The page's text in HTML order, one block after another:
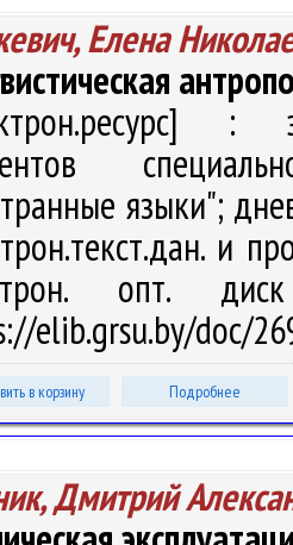
Елена
:
языки";
и
опт.
elib.grsu.by/doc/
в корзину Подробнее
Дмитрий